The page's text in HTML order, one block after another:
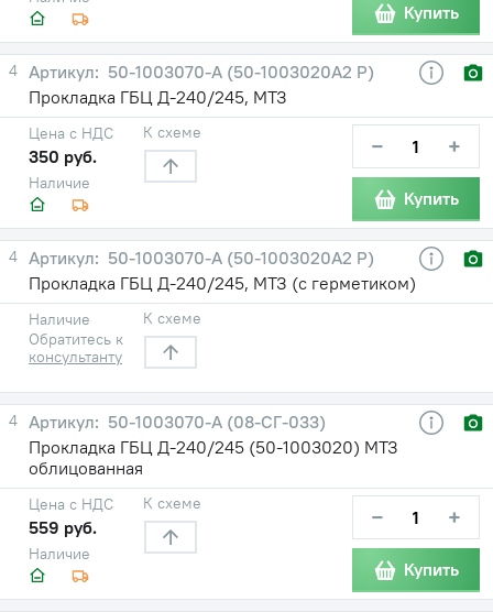
Купить
4
50-1003070-А (50-1003020А2 Р)
Прокладка ГБЦ Д-240/245, МТЗ
Наличие
Цена с НДС
350 руб.
К схеме − +
Купить
4
50-1003070-А (50-1003020А2 Р)
Прокладка ГБЦ Д-240/245, МТЗ (с герметиком)
Наличие
Обратитесь к
консультанту
К схеме
4
50-1003070-А (08-СГ-033)
Прокладка ГБЦ Д-240/245 (50-1003020) МТЗ
облицованная
Наличие
Цена с НДС
559 руб.
К схеме − +
Купить